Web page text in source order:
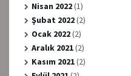
Nisan 2022(1)
Şubat 2022(2)
Ocak 2022(2)
Aralık 2021(2)
Kasım 2021(2)